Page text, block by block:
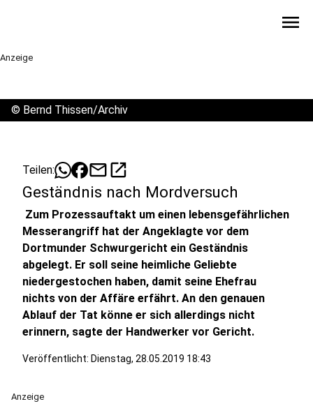
menu
Anzeige
© Bernd Thissen/Archiv
Teilen: mailopen_in_new
Geständnis nach Mordversuch
Zum Prozessauftakt um einen lebensgefährlichen
Messerangriff hat der Angeklagte vor dem
Dortmunder Schwurgericht ein Geständnis
abgelegt. Er soll seine heimliche Geliebte
niedergestochen haben, damit seine Ehefrau
nichts von der Affäre erfährt. An den genauen
Ablauf der Tat könne er sich allerdings nicht
erinnern, sagte der Handwerker vor Gericht.
Veröffentlicht: Dienstag, 28.05.2019 18:43
Anzeige